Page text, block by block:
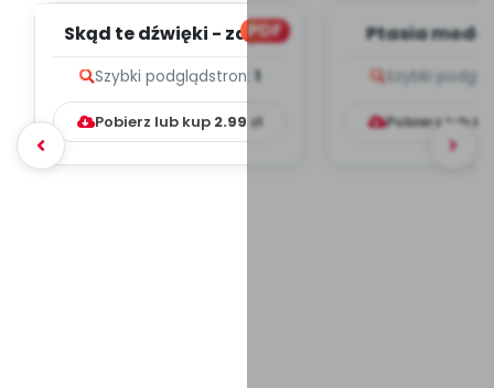
PDF
Skąd te dźwięki - zapis
Szybki podglądstron: 1
Pobierz lub kup 2.99 zł
Ptasia moda
Szybki
Pobierz lub